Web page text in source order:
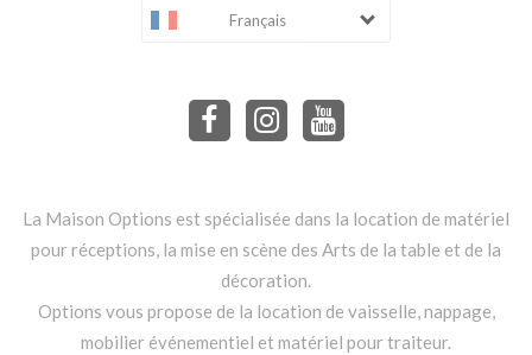
Français
La Maison Options est spécialisée dans la location de matériel
pour réceptions, la mise en scène des Arts de la table et de la
décoration.
Options vous propose de la location de vaisselle, nappage,
mobilier événementiel et matériel pour traiteur.